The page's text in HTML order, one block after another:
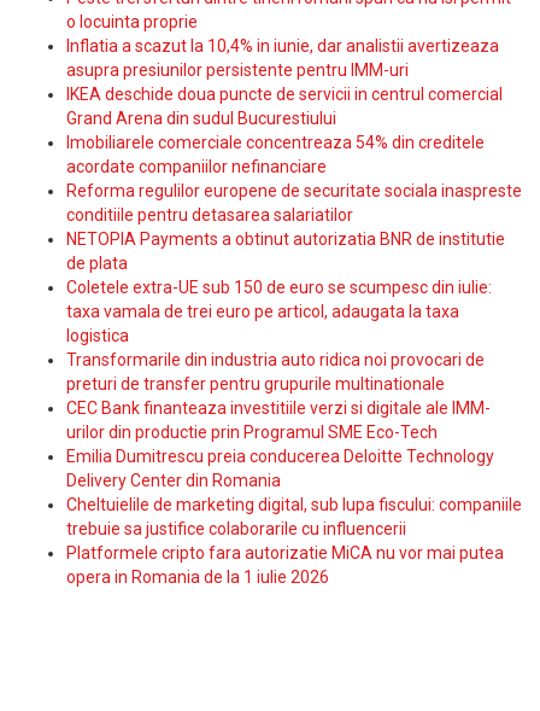
o locuinta proprie
Inflatia a scazut la 10,4% in iunie, dar analistii avertizeaza
asupra presiunilor persistente pentru IMM-uri
IKEA deschide doua puncte de servicii in centrul comercial
Grand Arena din sudul Bucurestiului
Imobiliarele comerciale concentreaza 54% din creditele
acordate companiilor nefinanciare
Reforma regulilor europene de securitate sociala inaspreste
conditiile pentru detasarea salariatilor
NETOPIA Payments a obtinut autorizatia BNR de institutie
de plata
Coletele extra-UE sub 150 de euro se scumpesc din iulie:
taxa vamala de trei euro pe articol, adaugata la taxa
logistica
Transformarile din industria auto ridica noi provocari de
preturi de transfer pentru grupurile multinationale
CEC Bank finanteaza investitiile verzi si digitale ale IMM-
urilor din productie prin Programul SME Eco-Tech
Emilia Dumitrescu preia conducerea Deloitte Technology
Delivery Center din Romania
Cheltuielile de marketing digital, sub lupa fiscului: companiile
trebuie sa justifice colaborarile cu influencerii
Platformele cripto fara autorizatie MiCA nu vor mai putea
opera in Romania de la 1 iulie 2026